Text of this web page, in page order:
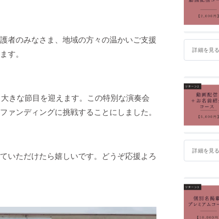
者のみなさま、地域の方々の温かいご支援
す。
きな節目を迎えます。この特別な演奏会
ンディングに挑戦することにしました。
いただけたら嬉しいです。どうぞ応援よろ
詳細を見
詳細を見